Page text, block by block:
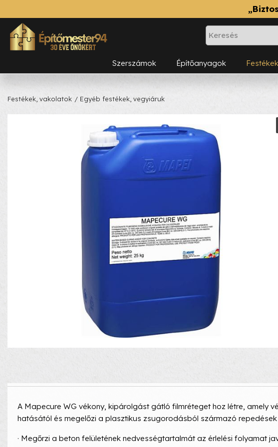
Szerszámok Építőanyagok
Festékek, vakolatok / Egyéb festékek, vegyiáruk
A Mapecure WG vékony, kipárolgást gátló filmréteget hoz létre, amely
hatásától és megelőzi a plasztikus zsugorodásból származó
· Megőrzi a beton felületének nedvességtartalmát az érlelési folyamat